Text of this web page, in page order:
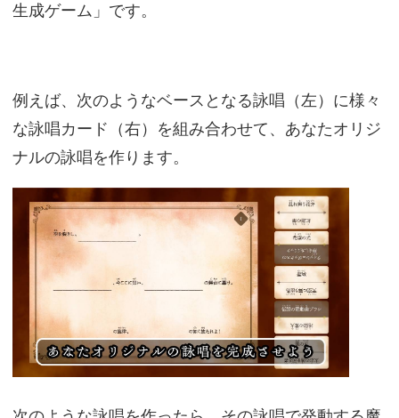
生成ゲーム」です。
例えば、次のようなベースとなる詠唱（左）に様々
な詠唱カード（右）を組み合わせて、あなたオリジ
ナルの詠唱を作ります。